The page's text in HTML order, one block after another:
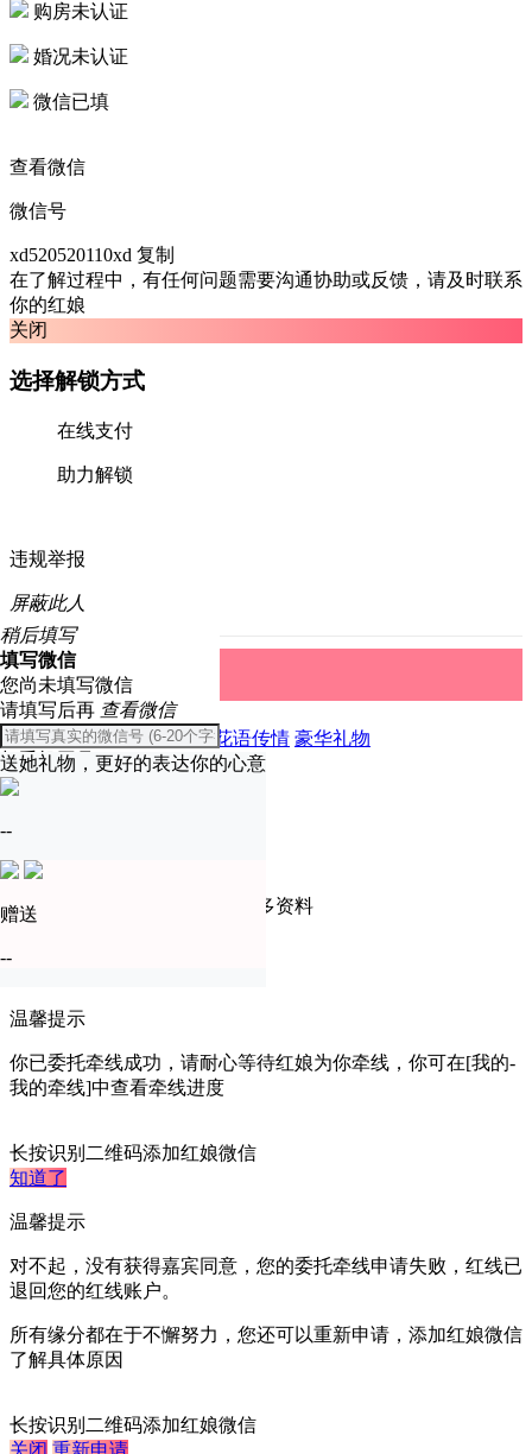
购房未认证
婚况未认证
微信已填
查看微信
微信号
xd520520110xd 复制
在了解过程中，有任何问题需要沟通协助或反馈，请及时联系
你的红娘
关闭
选择解锁方式
在线支付
助力解锁
违规举报
屏蔽此人
取消
稍后填写
填写微信
您尚未填写微信
请填写后再 查看微信
与手机同号
礼物中心
全部 精美礼物 爱恋表白 花语传情 豪华礼物
送她礼物，更好的表达你的心意
--
赠送
--
温馨提示
只有实名认证会员才可查看更多资料
温馨提示
你已委托牵线成功，请耐心等待红娘为你牵线，你可在[我的-
我的牵线]中查看牵线进度
长按识别二维码添加红娘微信
知道了
温馨提示
对不起，没有获得嘉宾同意，您的委托牵线申请失败，红线已
退回您的红线账户。
所有缘分都在于不懈努力，您还可以重新申请，添加红娘微信
了解具体原因
长按识别二维码添加红娘微信